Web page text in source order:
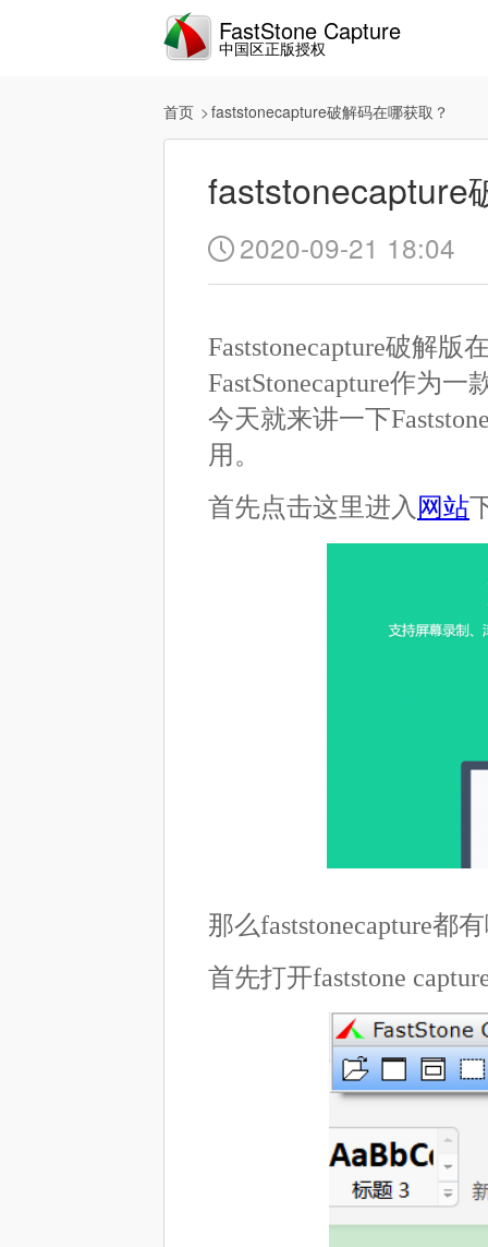
FastStone Capture
中国区正版授权
首页 faststonecapture破解码在哪获取？
faststonecapture
 2020-09-21 18:04
Faststonecapture破解版
FastStonecapture作为
今天就来讲一下
用。
首先点击这里进入 网站
那么faststonecapture都
首先打开faststone